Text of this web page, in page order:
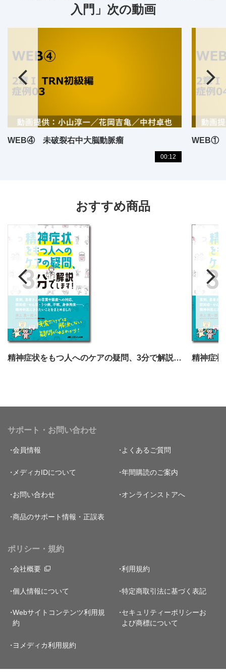
入門」次の動画
WEB④ 未破裂右中大脳動脈瘤
00:12
WEB①
おすすめ商品
精神症状をもつ人へのケアの疑問、3分で解説します！
サポート・お問い合わせ
会員情報 よくあるご質問
メディカIDについて 年間購読のご案内
お問い合わせ オンラインストアへ
商品のサポート情報・正誤表
ポリシー・規約
会社概要 利用規約
個人情報について 特定商取引法に基づく表記
Webサイトコンテンツ利用規
約
セキュリティーポリシーお
よび商標について
ヨメディカ利用規約